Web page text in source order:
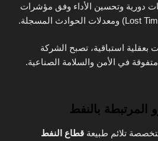
دورية وتحسين الأداء وفق مؤشرات
بعقلية استباقية، تصبح الشركة
في الأمن والسلامة الصناعية.
المرتبطة بالنفط
تلائم طبيعة قطاع النفط